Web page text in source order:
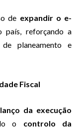
de expandir o e-
país, reforçando a
planeamento e
Fiscal
da execução
o controlo da